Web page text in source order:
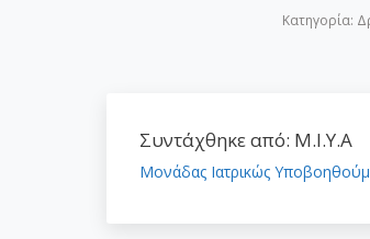
Κατηγορία:
Συντάχθηκε από: Μ.Ι.Υ.Α
Μονάδας Ιατρικώς